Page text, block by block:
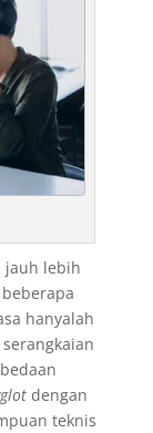
jauh lebih
hanyalah
dengan
teknis